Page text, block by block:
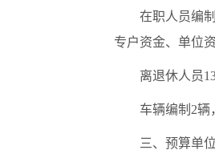
在职人员编
专户资金、单位
离退休人员
车辆编制2辆
三、预算单